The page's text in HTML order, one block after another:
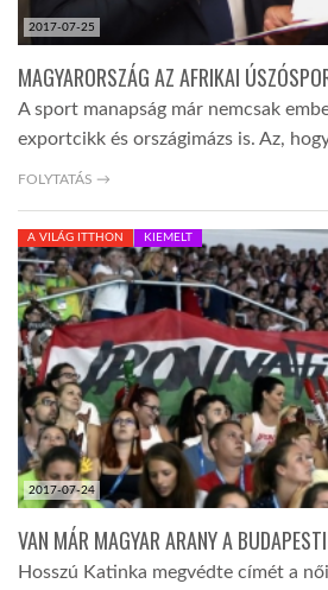
A NAP SZÉPE
LINKTR.EE
DOBRAVERO.HU
LATIMO.HU
GLOBOBOOK
2017-07-25
MAGYARORSZÁG AZ AFRIKAI
A sport manapság már nemcsak
exportcikk és országimázs is. Az,
FOLYTATÁS →
2017-07-24
A VILÁG ITTHON KIEMELT
VAN MÁR MAGYAR ARANY A
Hosszú Katinka megvédte címét a